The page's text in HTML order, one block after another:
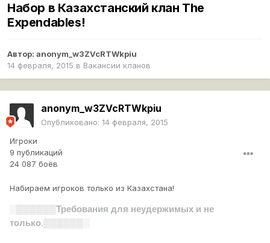
Набор в Казахстанский клан The
Expendables!
Автор: anonym_w3ZVcRTWkpiu
14 февраля, 2015 в Вакансии кланов
anonym_w3ZVcRTWkpiu
Опубликовано: 14 февраля, 2015
Игроки
9 публикаций
24 087 боёв
Набираем игроков только из Казахстана!
░▒▒▒▒▒▒Требования для неудержимыx и не
только.▒▒▒▒▒▒░